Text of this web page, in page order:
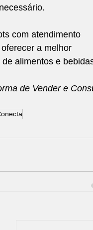
com atendimento
a melhor
alimentos e
de Vender e